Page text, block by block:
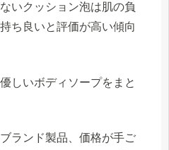
いクッション泡は肌の負
ち良いと評価が高い傾向
しいボディソープをまと
ランド製品、価格が手ご